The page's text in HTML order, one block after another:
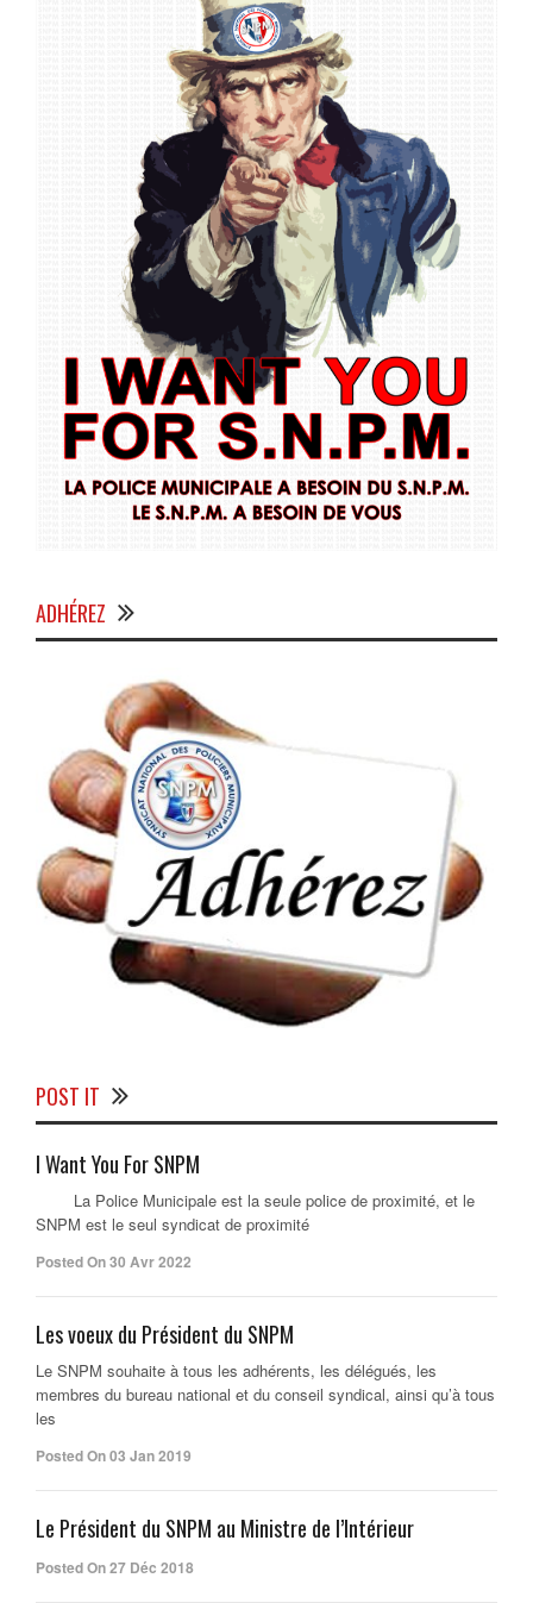
ADHÉREZ
POST IT
I Want You For SNPM
La Police Municipale est la seule police de proximité, et le
SNPM est le seul syndicat de proximité
Posted On 30 Avr 2022
Les voeux du Président du SNPM
Le SNPM souhaite à tous les adhérents, les délégués, les
membres du bureau national et du conseil syndical, ainsi qu’à tous
les
Posted On 03 Jan 2019
Le Président du SNPM au Ministre de l’Intérieur
Posted On 27 Déc 2018